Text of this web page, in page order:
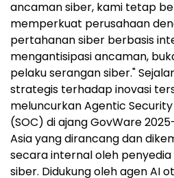
ancaman siber, kami tetap
memperkuat perusahaan
pertahanan siber berbasis
mengantisipasi ancaman,
pelaku serangan siber."
strategis terhadap inovasi
meluncurkan Agentic
(SOC) di ajang GovWare
Asiayang dirancang dan
secara internal oleh
siber. Didukung oleh agen AI